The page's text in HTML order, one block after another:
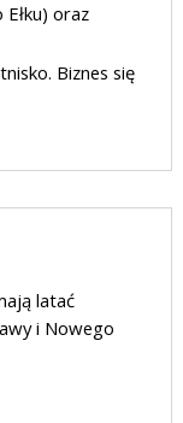
Ełku) oraz
Biznes się
latać
i Nowego